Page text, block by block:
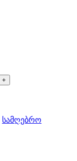
სამღებრო